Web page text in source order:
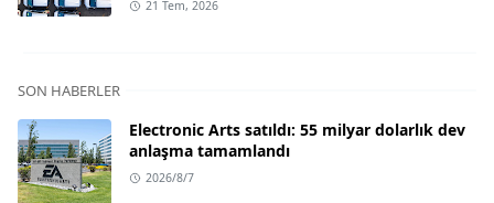
21 Tem, 2026
SON HABERLER
Electronic Arts satıldı: 55 milyar dolarlık dev
anlaşma tamamlandı
2026/8/7